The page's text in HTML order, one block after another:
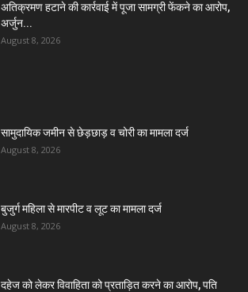
अतिक्रमण हटाने की कार्रवाई में पूजा सामग्री फेंकने का आरोप,
अर्जुन...
August 8, 2026
सामुदायिक जमीन से छेड़छाड़ व चोरी का मामला दर्ज
August 8, 2026
बुजुर्ग महिला से मारपीट व लूट का मामला दर्ज
August 8, 2026
दहेज को लेकर विवाहिता को प्रताड़ित करने का आरोप, पति